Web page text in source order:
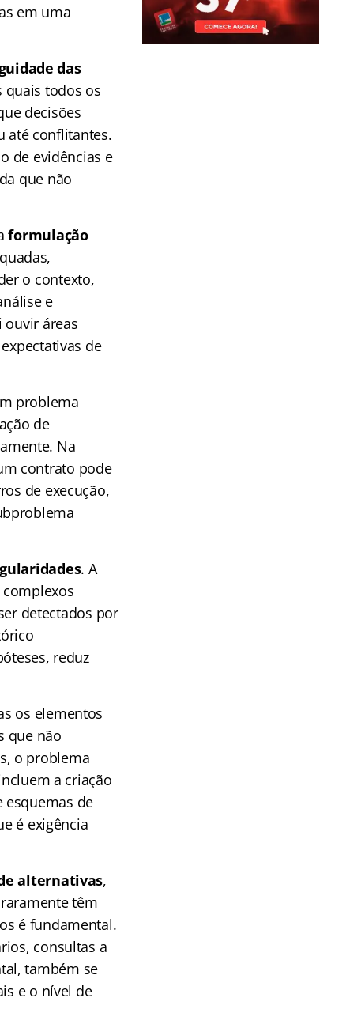
em uma
das
todos os
decisões
até conflitantes.
de evidências e
que não
formulação
o contexto,
e
ouvir áreas
de
problema
de
Na
contrato pode
de execução,
. A
detectados por
reduz
os elementos
que não
o problema
a criação
esquemas de
é exigência
alternativas,
têm
é fundamental.
consultas a
também se
e o nível de